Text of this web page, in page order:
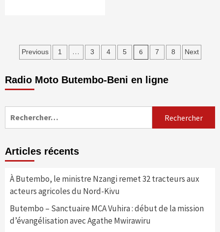
Pagination
publications
Previous 1 … 3 4 5 6 7 8 Next
Radio Moto Butembo-Beni en ligne
Articles récents
À Butembo, le ministre Nzangi remet 32 tracteurs aux
acteurs agricoles du Nord-Kivu
Butembo – Sanctuaire MCA Vuhira : début de la mission
d’évangélisation avec Agathe Mwirawiru